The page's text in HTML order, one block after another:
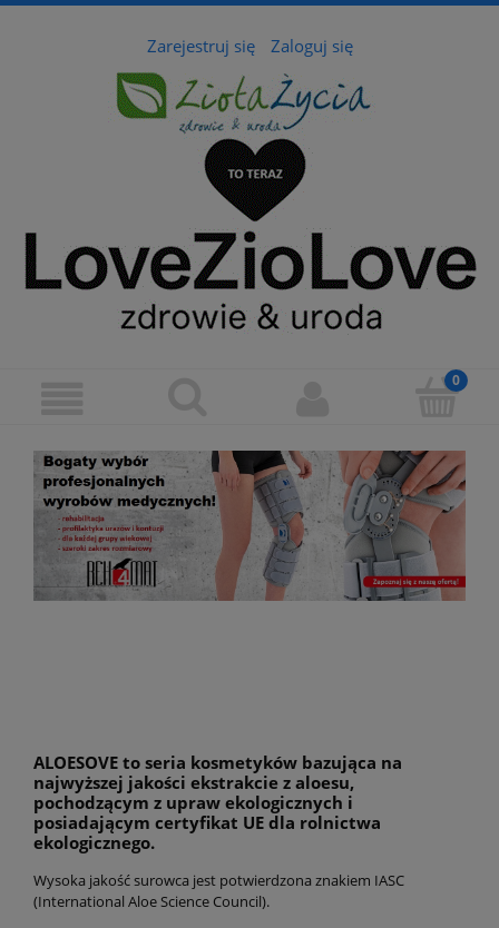
Zarejestruj się Zaloguj się
ALOESOVE to seria kosmetyków bazująca na
najwyższej jakości ekstrakcie z aloesu,
pochodzącym z upraw ekologicznych i
posiadającym certyfikat UE dla rolnictwa
ekologicznego.
Wysoka jakość surowca jest potwierdzona znakiem IASC
(International Aloe Science Council).